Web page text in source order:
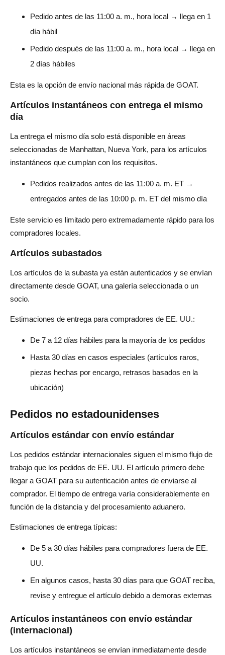
Pedido antes de las 11:00 a. m., hora local → llega en 1
día hábil
Pedido después de las 11:00 a. m., hora local → llega en
2 días hábiles
Esta es la opción de envío nacional más rápida de GOAT.
Artículos instantáneos con entrega el mismo
día
La entrega el mismo día solo está disponible en áreas
seleccionadas de Manhattan, Nueva York, para los artículos
instantáneos que cumplan con los requisitos.
Pedidos realizados antes de las 11:00 a. m. ET →
entregados antes de las 10:00 p. m. ET del mismo día
Este servicio es limitado pero extremadamente rápido para los
compradores locales.
Artículos subastados
Los artículos de la subasta ya están autenticados y se envían
directamente desde GOAT, una galería seleccionada o un
socio.
Estimaciones de entrega para compradores de EE. UU.:
De 7 a 12 días hábiles para la mayoría de los pedidos
Hasta 30 días en casos especiales (artículos raros,
piezas hechas por encargo, retrasos basados en la
ubicación)
Pedidos no estadounidenses
Artículos estándar con envío estándar
Los pedidos estándar internacionales siguen el mismo flujo de
trabajo que los pedidos de EE. UU. El artículo primero debe
llegar a GOAT para su autenticación antes de enviarse al
comprador. El tiempo de entrega varía considerablemente en
función de la distancia y del procesamiento aduanero.
Estimaciones de entrega típicas:
De 5 a 30 días hábiles para compradores fuera de EE.
UU.
En algunos casos, hasta 30 días para que GOAT reciba,
revise y entregue el artículo debido a demoras externas
Artículos instantáneos con envío estándar
(internacional)
Los artículos instantáneos se envían inmediatamente desde